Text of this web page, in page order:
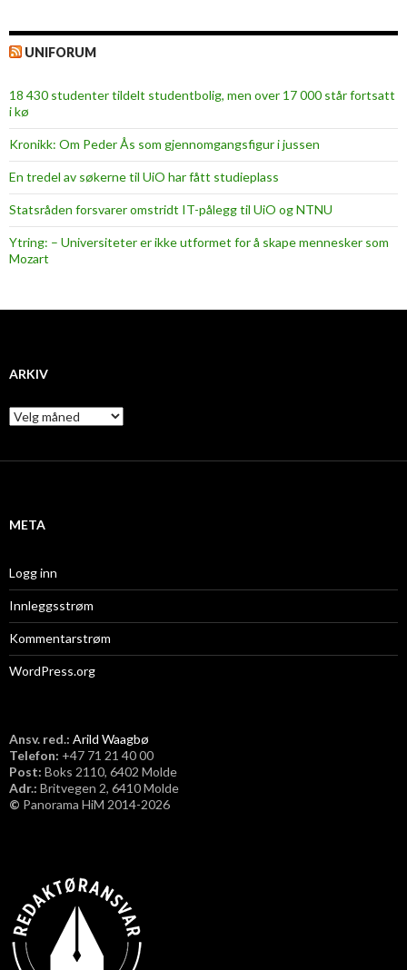
UNIFORUM
18 430 studenter tildelt studentbolig, men over 17 000 står fortsatt
i kø
Kronikk: Om Peder Ås som gjennomgangsfigur i jussen
En tredel av søkerne til UiO har fått studieplass
Statsråden forsvarer omstridt IT-pålegg til UiO og NTNU
Ytring: – Universiteter er ikke utformet for å skape mennesker som
Mozart
ARKIV
A
r
i
META
Logg inn
Innleggsstrøm
Kommentarstrøm
WordPress.org
Ansv. red.: Arild Waagbø
Telefon: ​+47 71 21 40 00
Post: Boks 2110, 6402 Molde
Adr.: Britvegen 2, 6410 Molde
© Panorama HiM 2014-2026